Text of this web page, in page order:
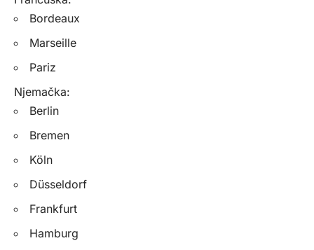
Bordeaux
Marseille
Pariz
Njemačka:
Berlin
Bremen
Köln
Düsseldorf
Frankfurt
Hamburg